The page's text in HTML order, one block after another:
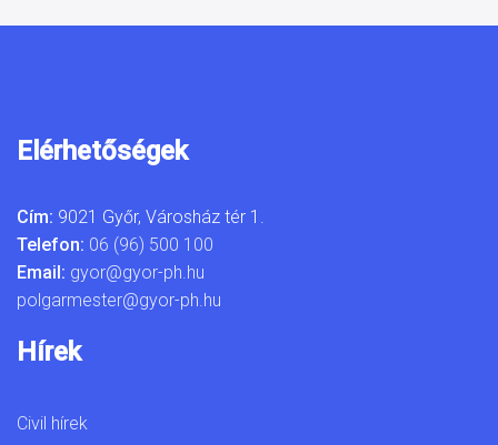
Elérhetőségek
Cím: 9021 Győr, Városház tér 1.
Telefon: 06 (96) 500 100
Email: gyor@gyor-ph.hu
polgarmester@gyor-ph.hu
Hírek
Civil hírek